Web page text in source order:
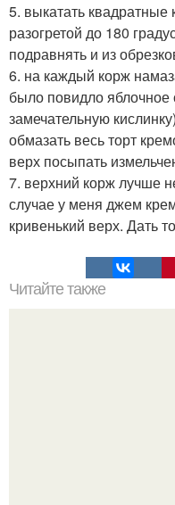
5. выкатать квадратные
разогретой до 180
подравнять и из
6. на каждый корж
было повидло яблочное
замечательную
обмазать весь торт
верх посыпать
7. верхний корж лучше
случае у меня джем
кривенький верх. Дать
Читайте также